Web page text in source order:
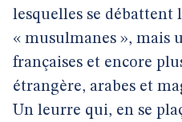
lesquelles se débattent
« musulmanes », mais
françaises et encore
étrangère, arabes et
Un leurre qui, en se